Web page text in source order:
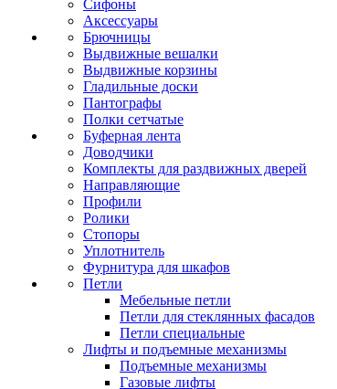
Сифоны
Аксессуары
Брючницы
Выдвижные вешалки
Выдвижные корзины
Гладильные доски
Пантографы
Полки сетчатые
Буферная лента
Доводчики
Комплекты для раздвижных дверей
Направляющие
Профили
Ролики
Стопоры
Уплотнитель
Фурнитура для шкафов
Петли
Мебельные петли
Петли для стеклянных фасадов
Петли специальные
Лифты и подъемные механизмы
Подъемные механизмы
Газовые лифты